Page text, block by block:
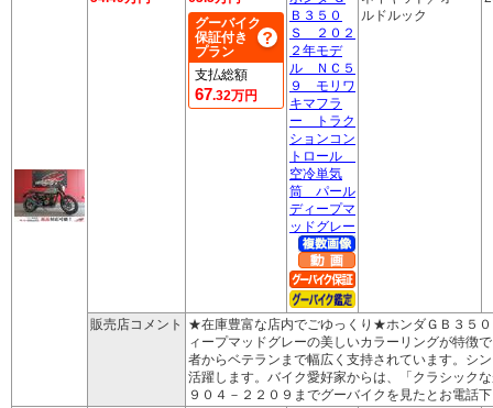
グーバイク
保証付き
プラン
支払総額
67.32万円
Ｂ３５０
Ｓ ２０２
２年モデ
ル ＮＣ５
９ モリワ
キマフラ
ー トラク
ションコン
トロール
空冷単気
筒 パール
ディープマ
ッドグレー
ルドルック
販売店コメント
★在庫豊富な店内でごゆっくり★ホンダＧＢ３５
ィープマッドグレーの美しいカラーリングが特徴
者からベテランまで幅広く支持されています。シ
活躍します。バイク愛好家からは、「クラシック
９０４－２２０９までグーバイクを見たとお電話